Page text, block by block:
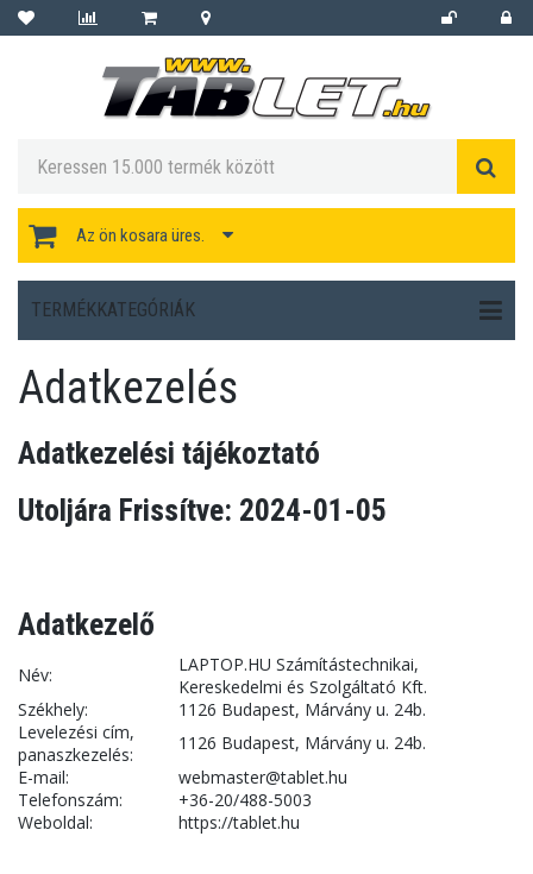
Az ön kosara üres.
TERMÉKKATEGÓRIÁK
Adatkezelés
Adatkezelési tájékoztató
Utoljára Frissítve: 2024-01-05
Adatkezelő
Név:
LAPTOP.HU Számítástechnikai,
Kereskedelmi és Szolgáltató Kft.
Székhely:
1126 Budapest, Márvány u. 24b.
Levelezési cím,
panaszkezelés:
1126 Budapest, Márvány u. 24b.
E-mail:
webmaster@tablet.hu
Telefonszám:
+36-20/488-5003
Weboldal:
https://tablet.hu